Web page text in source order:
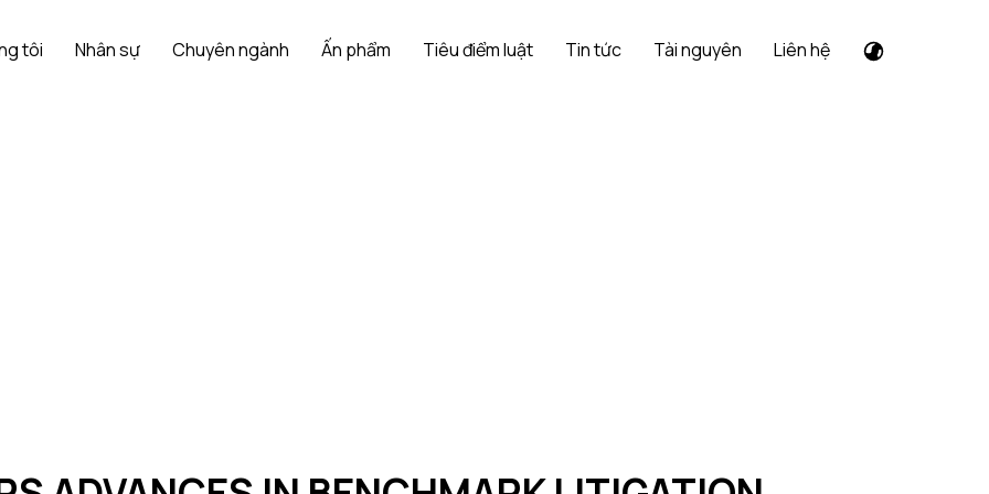
tôi Nhân sự Chuyên ngành Ấn phẩm Tiêu điểm luật Tin tức Tài nguyên Liên hệ